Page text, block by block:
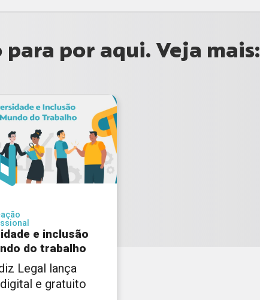
por aqui. Veja mais:
e inclusão
do trabalho
Legal lança
e gratuito